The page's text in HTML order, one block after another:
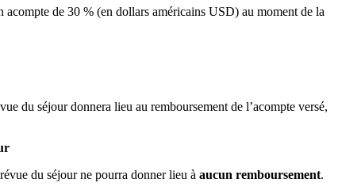
acompte de 30 % (en dollars américains USD) au moment de la
du séjour donnera lieu au remboursement de l’acompte versé,
du séjour ne pourra donner lieu à aucun remboursement.